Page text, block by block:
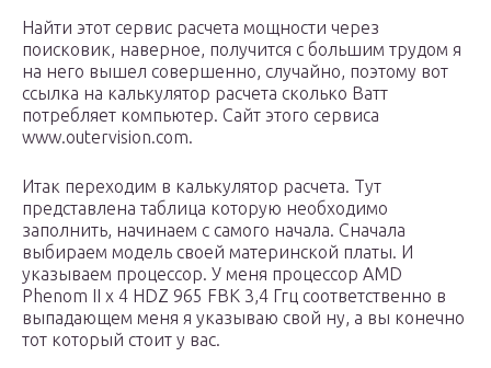
Найти этот сервис расчета мощности через
поисковик, наверное, получится с большим трудом я
на него вышел совершенно, случайно, поэтому вот
ссылка на калькулятор расчета сколько Ватт
потребляет компьютер. Сайт этого сервиса
www.outervision.com.
Итак переходим в калькулятор расчета. Тут
представлена таблица которую необходимо
заполнить, начинаем с самого начала. Сначала
выбираем модель своей материнской платы. И
указываем процессор. У меня процессор AMD
Phenom II х 4 HDZ 965 FBK 3,4 Ггц соответственно в
выпадающем меня я указываю свой ну, а вы конечно
тот который стоит у вас.